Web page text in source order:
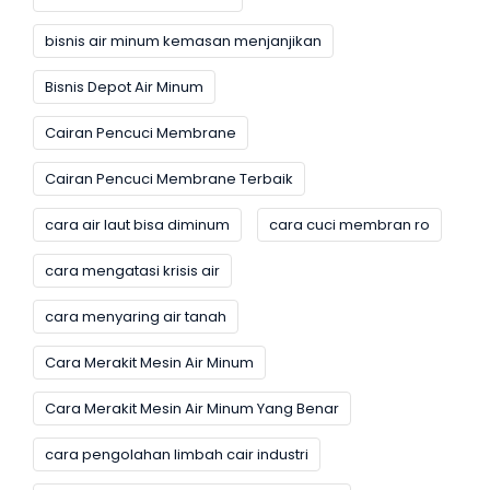
bisnis air minum kemasan menjanjikan
Bisnis Depot Air Minum
Cairan Pencuci Membrane
Cairan Pencuci Membrane Terbaik
cara air laut bisa diminum cara cuci membran ro
cara mengatasi krisis air
cara menyaring air tanah
Cara Merakit Mesin Air Minum
Cara Merakit Mesin Air Minum Yang Benar
cara pengolahan limbah cair industri